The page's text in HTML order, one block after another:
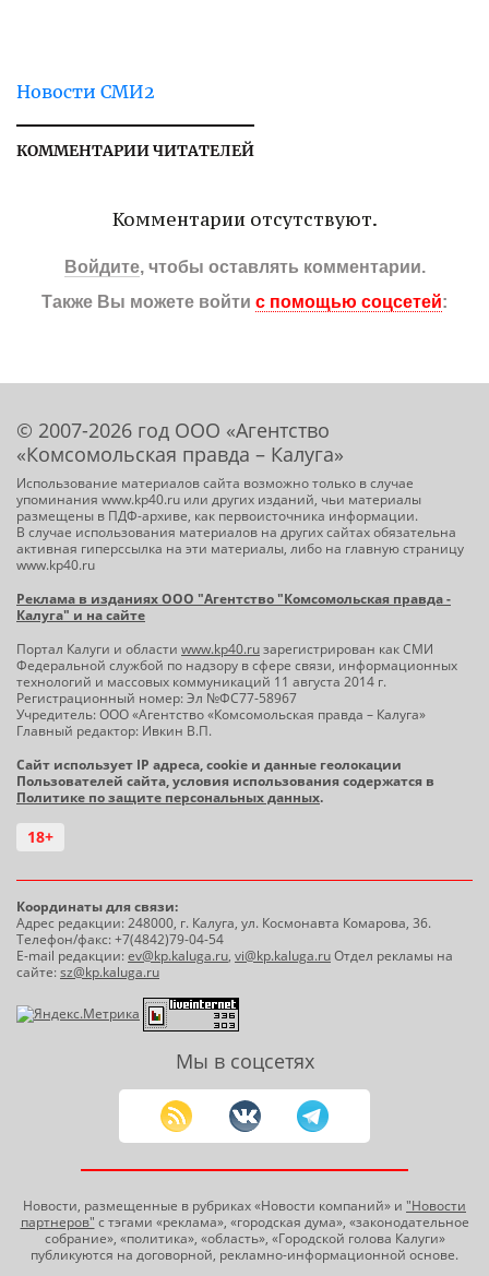
Новости СМИ2
КОММЕНТАРИИ ЧИТАТЕЛЕЙ
Комментарии отсутствуют.
Войдите, чтобы оставлять комментарии.
Также Вы можете войти с помощью соцсетей:
© 2007-2026 год ООО «Агентство
«Комсомольская правда – Калуга»
Использование материалов сайта возможно только в случае
упоминания www.kp40.ru или других изданий, чьи материалы
размещены в ПДФ-архиве, как первоисточника информации.
В случае использования материалов на других сайтах обязательна
активная гиперссылка на эти материалы, либо на главную страницу
www.kp40.ru
Реклама в изданиях ООО "Агентство "Комсомольская правда -
Калуга" и на сайте
Портал Калуги и области www.kp40.ruзарегистрирован как СМИ
Федеральной службой по надзору в сфере связи, информационных
технологий и массовых коммуникаций 11 августа 2014 г.
Регистрационный номер: Эл №ФС77-58967
Учредитель: ООО «Агентство «Комсомольская правда – Калуга»
Главный редактор: Ивкин В.П.
Сайт использует IP адреса, cookie и данные геолокации
Пользователей сайта, условия использования содержатся в
Политике по защите персональных данных.
18+
Координаты для связи:
Адрес редакции: 248000, г. Калуга, ул. Космонавта Комарова, 36.
Телефон/факс: +7(4842)79-04-54
E-mail редакции:ev@kp.kaluga.ru, vi@kp.kaluga.ruОтдел рекламы на
сайте:sz@kp.kaluga.ru
Мы в соцсетях
Новости, размещенные в рубриках «Новости компаний» и "Новости
партнеров" с тэгами «реклама», «городская дума», «законодательное
собрание», «политика», «область», «Городской голова Калуги»
публикуются на договорной, рекламно-информационной основе.